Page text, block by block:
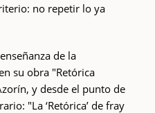
no repetir lo ya
de la
su obra "Retórica
y desde el punto de
"La ‘Retórica’ de fray